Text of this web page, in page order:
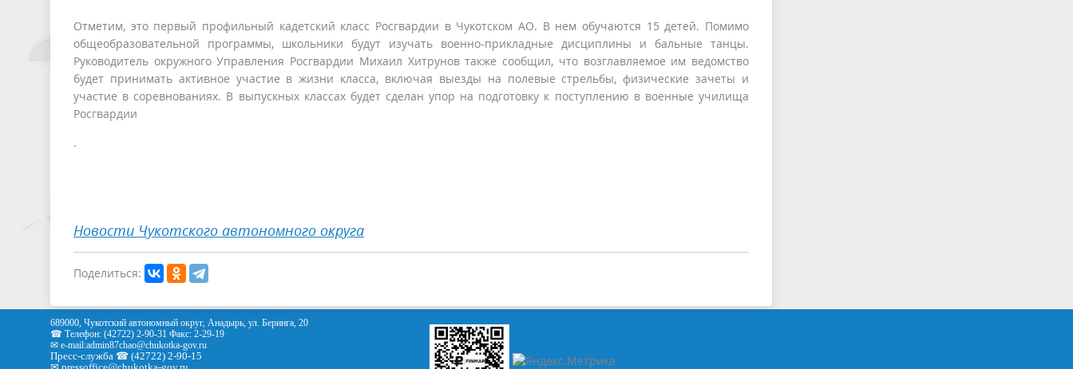
Отметим, это первый профильный кадетский класс Росгвардии в Чукотском АО. В нем обучаются 15 детей. Помимо
общеобразовательной программы, школьники будут изучать военно-прикладные дисциплины и бальные танцы.
Руководитель окружного Управления Росгвардии Михаил Хитрунов также сообщил, что возглавляемое им ведомство
будет принимать активное участие в жизни класса, включая выезды на полевые стрельбы, физические зачеты и
участие в соревнованиях. В выпускных классах будет сделан упор на подготовку к поступлению в военные училища
Росгвардии
.
Новости Чукотского автономного округа
Поделиться:
689000, Чукотский автономный округ, Анадырь, ул. Беринга, 20
☎ Телефон: (42722) 2-90-31 Факс: 2-29-19
✉ e-mail:admin87chao@chukotka-gov.ru
Пресс-служба ☎ (42722) 2-90-15